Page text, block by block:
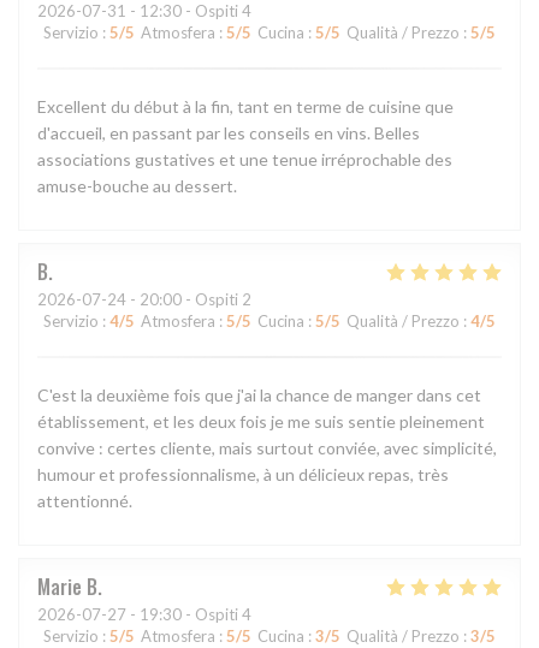
2026-07-31 - 12:30 - Ospiti 4
Servizio : 5/5 Atmosfera : 5/5 Cucina : 5/5 Qualità / Prezzo : 5/5
Excellent du début à la fin, tant en terme de cuisine que
d'accueil, en passant par les conseils en vins. Belles
associations gustatives et une tenue irréprochable des
amuse-bouche au dessert.
B
2026-07-24 - 20:00 - Ospiti 2
Servizio : 4/5 Atmosfera : 5/5 Cucina : 5/5 Qualità / Prezzo : 4/5
C'est la deuxième fois que j'ai la chance de manger dans cet
établissement, et les deux fois je me suis sentie pleinement
convive : certes cliente, mais surtout conviée, avec simplicité,
humour et professionnalisme, à un délicieux repas, très
attentionné.
Marie B
2026-07-27 - 19:30 - Ospiti 4
Servizio : 5/5 Atmosfera : 5/5 Cucina : 3/5 Qualità / Prezzo : 3/5